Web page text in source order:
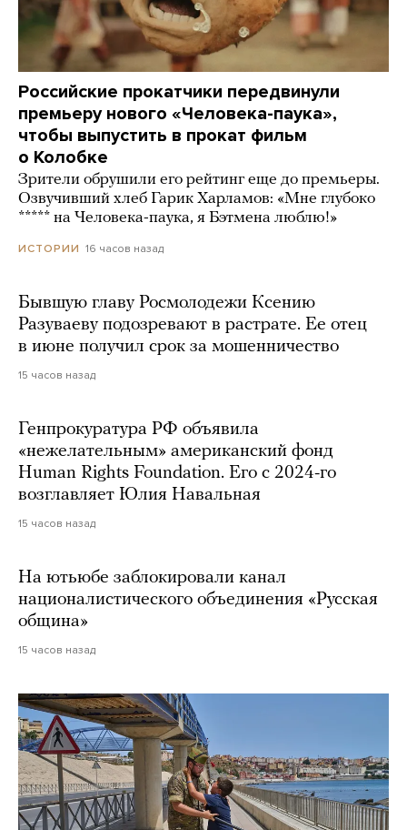
Российские прокатчики передвинули
премьеру нового «Человека-паука»,
чтобы выпустить в прокат фильм
о Колобке
Зрители обрушили его рейтинг еще до премьеры.
Озвучивший хлеб Гарик Харламов: «Мне глубоко
***** на Человека-паука, я Бэтмена люблю!»
ИСТОРИИ 16 часов назад
Бывшую главу Росмолодежи Ксению
Разуваеву подозревают в растрате. Ее отец
в июне получил срок за мошенничество
15 часов назад
Генпрокуратура РФ объявила
«нежелательным» американский фонд
Human Rights Foundation. Его с 2024-го
возглавляет Юлия Навальная
15 часов назад
На ютьюбе заблокировали канал
националистического объединения «Русская
община»
15 часов назад